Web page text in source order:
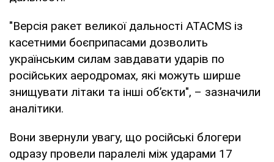
"Версія ракет великої дальності ATACMS із
касетними боєприпасами дозволить
українським силам завдавати ударів по
російських аеродромах, які можуть ширше
знищувати літаки та інші об’єкти", – зазначили
аналітики.
Вони звернули увагу, що російські блогери
одразу провели паралелі між ударами 17